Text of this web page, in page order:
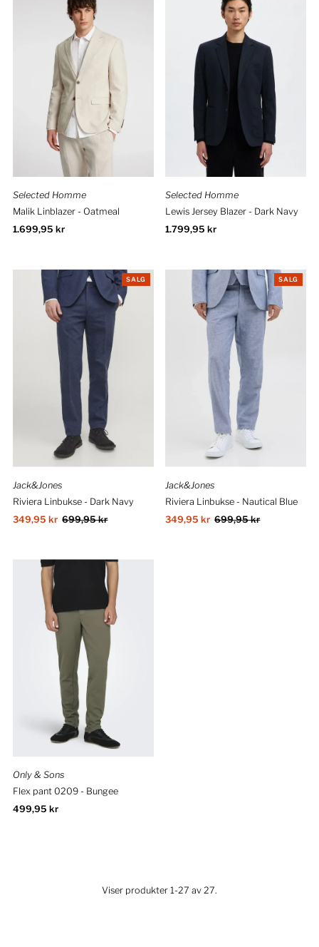
Selected Homme
Malik Linblazer - Oatmeal
Ordinær
1.699,95 kr
Selected Homme
Lewis Jersey Blazer - Dark Navy
Ordinær
1.799,95 kr
SALG
Jack&Jones
Riviera Linbukse - Dark Navy
Salgspris
349,95 kr Ordinær
699,95 kr
SALG
Jack&Jones
Riviera Linbukse - Nautical Blue
Salgspris
349,95 kr Ordinær
699,95 kr
Only & Sons
Flex pant 0209 - Bungee
Ordinær
499,95 kr
Viser produkter 1-27 av 27.